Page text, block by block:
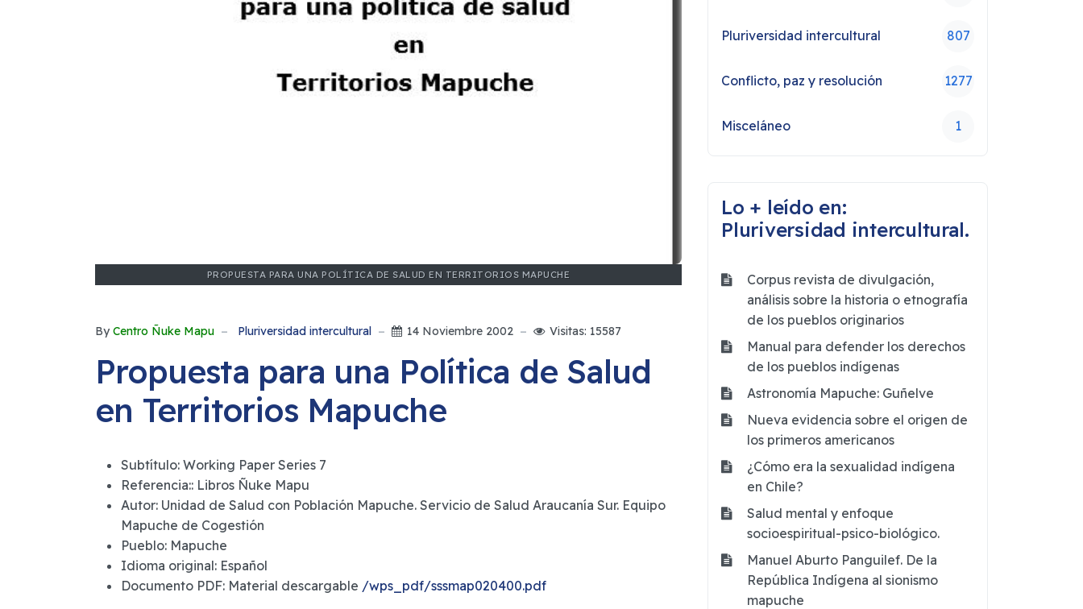
PROPUESTA PARA UNA POLÍTICA DE SALUD EN TERRITORIOS MAPUCHE
By Centro Ñuke Mapu Pluriversidad intercultural 14 Noviembre 2002 Visitas: 15587
Propuesta para una Política de Salud
en Territorios Mapuche
Subtítulo: Working Paper Series 7
Referencia:: Libros Ñuke Mapu
Autor: Unidad de Salud con Población Mapuche. Servicio de Salud Araucanía Sur. Equipo
Mapuche de Cogestión
Pueblo: Mapuche
Idioma original: Español
Documento PDF: Material descargable /wps_pdf/sssmap020400.pdf
Pluriversidad intercultural 807
Conflicto, paz y resolución 1277
Misceláneo 1
Lo + leído en:
Pluriversidad intercultural.
Corpus revista de divulgación,
análisis sobre la historia o etnografía
de los pueblos originarios
Manual para defender los derechos
de los pueblos indígenas
Astronomía Mapuche: Guñelve
Nueva evidencia sobre el origen de
los primeros americanos
¿Cómo era la sexualidad indígena
en Chile?
Salud mental y enfoque
socioespiritual-psico-biológico.
Manuel Aburto Panguilef. De la
República Indígena al sionismo
mapuche